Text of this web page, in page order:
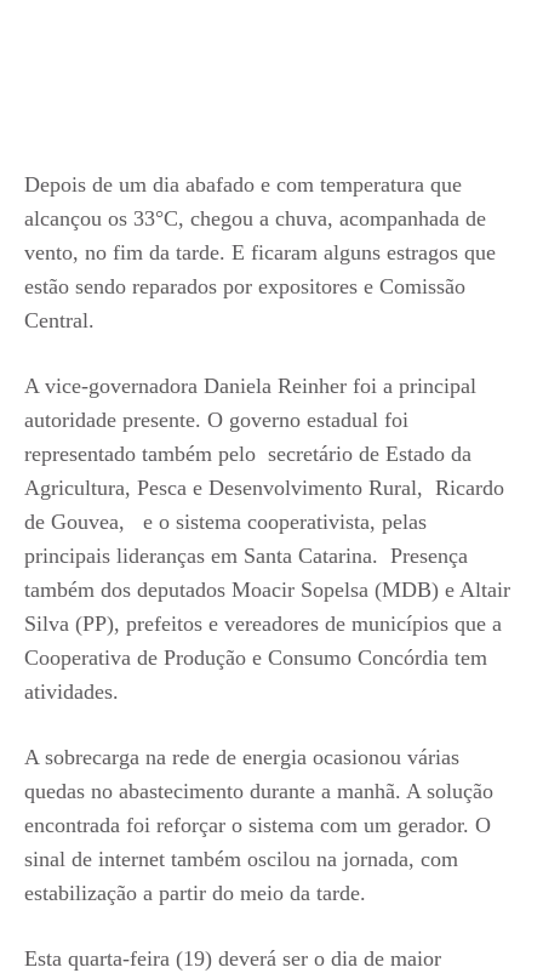
Depois de um dia abafado e com temperatura que
alcançou os 33°C, chegou a chuva, acompanhada de
vento, no fim da tarde. E ficaram alguns estragos que
estão sendo reparados por expositores e Comissão
Central.
A vice-governadora Daniela Reinher foi a principal
autoridade presente. O governo estadual foi
representado também pelo secretário de Estado da
Agricultura, Pesca e Desenvolvimento Rural, Ricardo
de Gouvea, e o sistema cooperativista, pelas
principais lideranças em Santa Catarina. Presença
também dos deputados Moacir Sopelsa (MDB) e Altair
Silva (PP), prefeitos e vereadores de municípios que a
Cooperativa de Produção e Consumo Concórdia tem
atividades.
A sobrecarga na rede de energia ocasionou várias
quedas no abastecimento durante a manhã. A solução
encontrada foi reforçar o sistema com um gerador. O
sinal de internet também oscilou na jornada, com
estabilização a partir do meio da tarde.
Esta quarta-feira (19) deverá ser o dia de maior